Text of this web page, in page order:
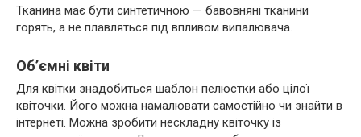
Тканина має бути синтетичною — бавовняні тканини
горять, а не плавляться під впливом випалювача.
Об’ємні квіти
Для квітки знадобиться шаблон пелюстки або цілої
квіточки. Його можна намалювати самостійно чи знайти в
інтернеті. Можна зробити нескладну квіточку із